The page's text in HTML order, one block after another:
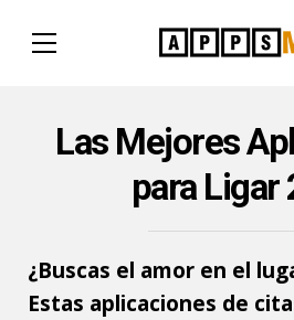
Las Mejores
para Ligar
¿Buscas el amor en el
Estas aplicaciones de